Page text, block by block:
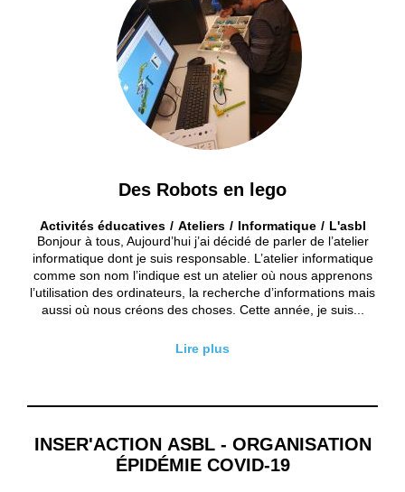
Des Robots en lego
Activités éducatives Ateliers Informatique
L'asbl
Bonjour à tous, Aujourd’hui j’ai décidé de parler de l’atelier
informatique dont je suis responsable. L’atelier informatique
comme son nom l’indique est un atelier où nous apprenons
l’utilisation des ordinateurs, la recherche d’informations mais
aussi où nous créons des choses. Cette année, je suis...
Lire plus
INSER'ACTION ASBL - ORGANISATION
ÉPIDÉMIE COVID-19